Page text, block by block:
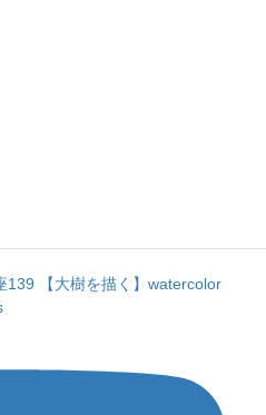
139 【大樹を描く】watercolor